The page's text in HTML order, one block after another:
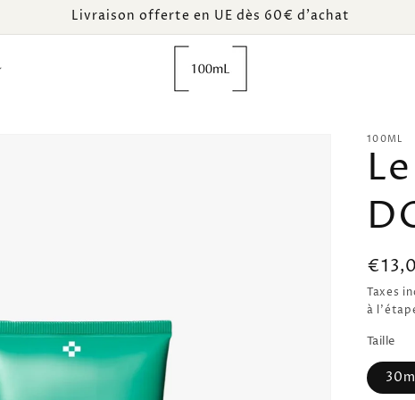
Livraison offerte en UE dès 60€ d’achat
100ML
Prix
Taxes
à
Taille